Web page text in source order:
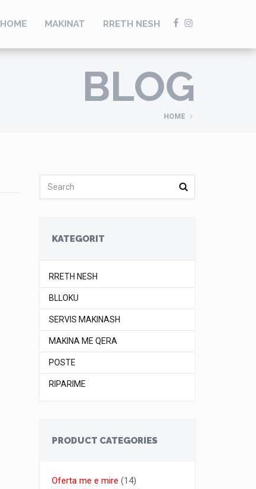
HOME MAKINAT RRETH NESH
BLOG
HOME
KATEGORIT
RRETH NESH
BLLOKU
SERVIS MAKINASH
MAKINA ME QERA
POSTE
RIPARIME
PRODUCT CATEGORIES
Oferta me e mire (14)